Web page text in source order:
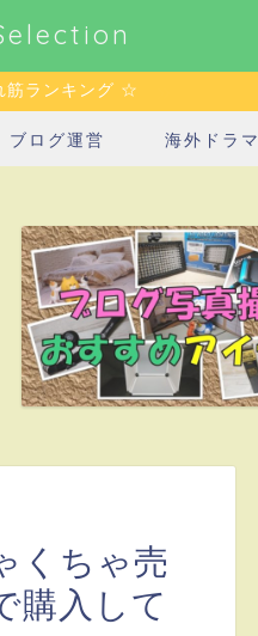
ランキング ☆
ブログ運営 海外ドラマ
くちゃ売
購入して